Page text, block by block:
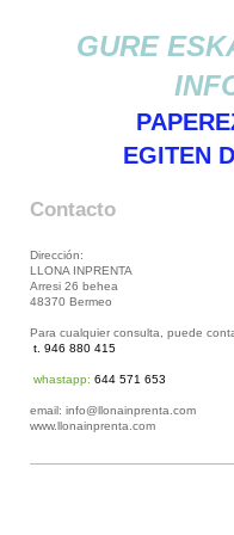
GURE
EGITEN
Contacto
Dirección:
LLONA INPRENTA
Arresi 26 behea
48370 Bermeo
Para cualquier consulta, puede
t. 946 880 415
whastapp: 644 571 653
email: info@llonainprenta.com
www.llonainprenta.com